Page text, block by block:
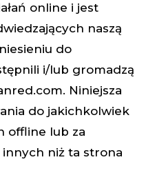
online i jest
naszą
do
i/lub gromadzą
. Niniejsza
do jakichkolwiek
offline lub za
niż ta strona